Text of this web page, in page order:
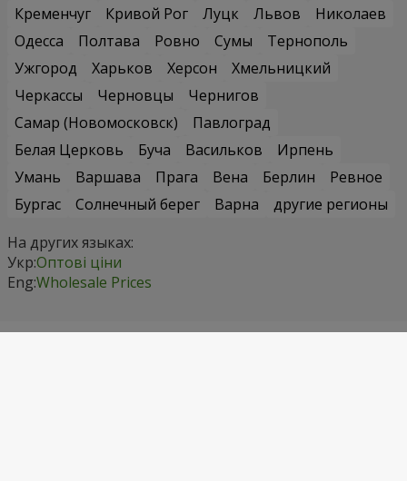
Кременчуг
Кривой Рог Луцк Львов
Николаев
Одесса
Полтава Ровно Сумы
Тернополь
Ужгород
Харьков Херсон
Хмельницкий
Черкассы
Черновцы
Чернигов
Самар (Новомосковск)
Павлоград
Белая Церковь
Буча Васильков
Ирпень
Умань
Варшава Прага Вена Берлин
Ревное
Бургас
Солнечный берег Варна
другие регионы
На других языках:
Укр:Оптові ціни
Eng:Wholesale Prices